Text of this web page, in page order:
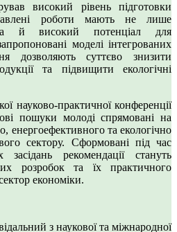
високий рівень підготовки
роботи мають не лише
а й високий потенціал для
моделі інтегрованих
дозволяють суттєво знизити
та підвищити екологічні
науково-практичної конференції
пошуки молоді спрямовані на
енергоефективного та екологічно
сектору. Сформовані під час
рекомендації стануть
розробок та їх практичного
економіки.
з наукової та міжнародної